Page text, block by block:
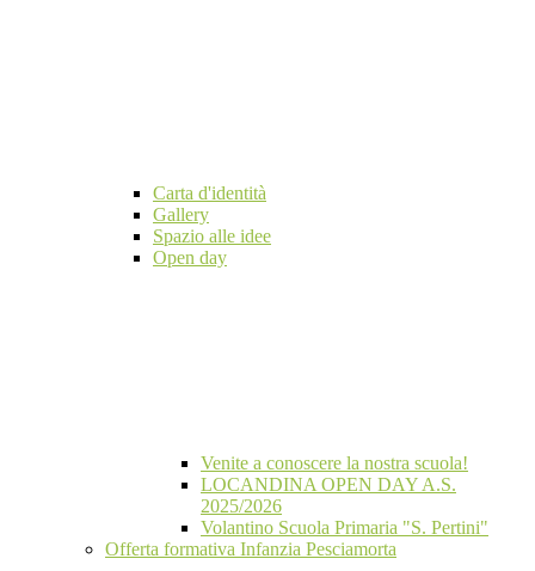
Carta d'identità
Gallery
Spazio alle idee
Open day
Venite a conoscere la nostra scuola!
LOCANDINA OPEN DAY A.S.
2025/2026
Volantino Scuola Primaria "S. Pertini"
Offerta formativa Infanzia Pesciamorta